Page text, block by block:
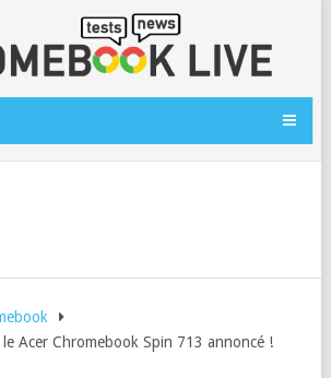
Acer Chromebook Spin 713 annoncé !